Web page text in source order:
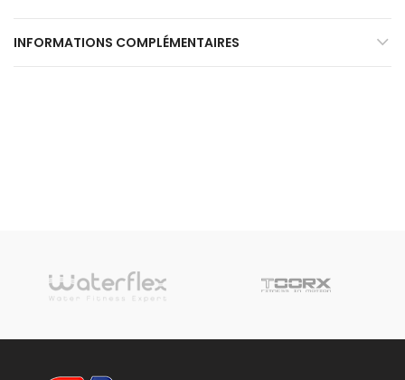
INFORMATIONS COMPLÉMENTAIRES